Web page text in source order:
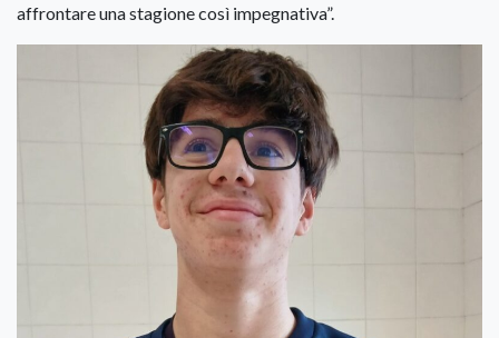
affrontare una stagione così impegnativa”.